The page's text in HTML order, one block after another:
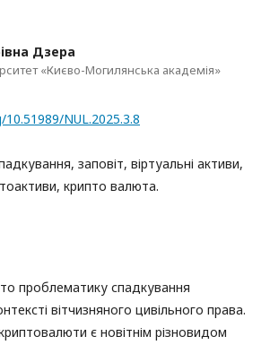
Дзера
«Києво-Могилянська академія»
NUL.2025.3.8
заповіт, віртуальні активи,
крипто валюта.
проблематику спадкування
вітчизняного цивільного права.
є новітнім різновидом